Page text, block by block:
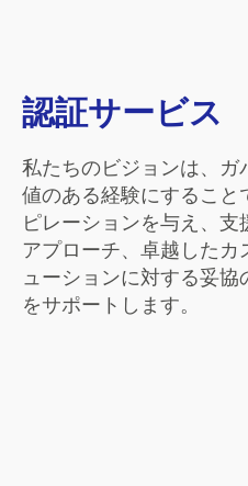
認証サービス
私たちのビジョンは、
値のある経験にすること
ピレーションを与え、
アプローチ、卓越したカ
ューションに対する妥
をサポートします。